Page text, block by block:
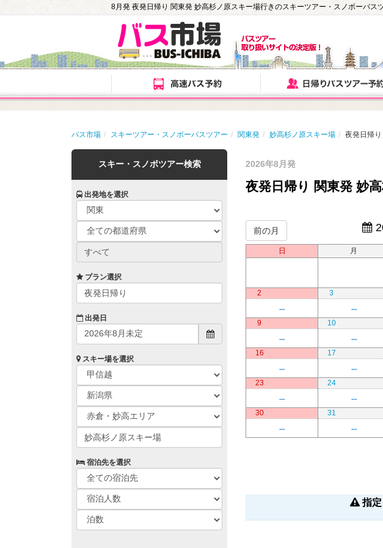
8月発 夜発日帰り 関東発 妙高杉ノ原スキー場行きのスキーツアー・スノボーバス
バス市場 スキーツアー・スノボーバスツアー 関東発 妙高杉ノ原スキー場 夜発日帰り
スキー・スノボツアー検索
出発地を選択
すべて
プラン選択
夜発日帰り
出発日
スキー場を選択
妙高杉ノ原スキー場
宿泊先を選択
2026年8月発
夜発日帰り 関東発 妙
前の月
日 月
2
...
3
...
9
...
10
...
16
...
17
...
23
...
24
...
30
...
31
...
指定